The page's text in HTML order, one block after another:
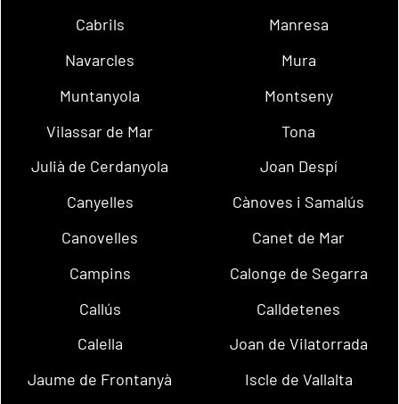
Cabrils
Manresa
Navarcles
Mura
Muntanyola
Montseny
Vilassar de Mar
Tona
Julià de Cerdanyola
Joan Despí
Canyelles
Cànoves i Samalús
Canovelles
Canet de Mar
Campins
Calonge de Segarra
Callús
Calldetenes
Calella
Joan de Vilatorrada
Jaume de Frontanyà
Iscle de Vallalta